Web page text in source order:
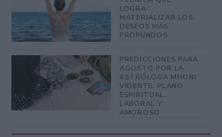
LOGRA
MATERIALIZAR LOS
DESEOS MÁS
PROFUNDOS
PREDICCIONES PARA
AGOSTO POR LA
ASTRÓLOGA MHONI
VIDENTE: PLANO
ESPIRITUAL,
LABORAL Y
AMOROSO